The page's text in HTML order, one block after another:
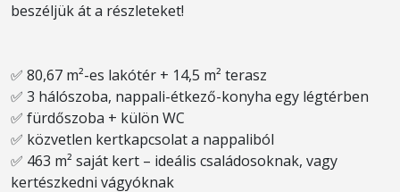
beszéljük át a részleteket!
✅ 80,67 m²-es lakótér + 14,5 m² terasz
✅ 3 hálószoba, nappali-étkező-konyha egy légtérben
✅ fürdőszoba + külön WC
✅ közvetlen kertkapcsolat a nappaliból
✅ 463 m² saját kert – ideális családosoknak, vagy
kertészkedni vágyóknak